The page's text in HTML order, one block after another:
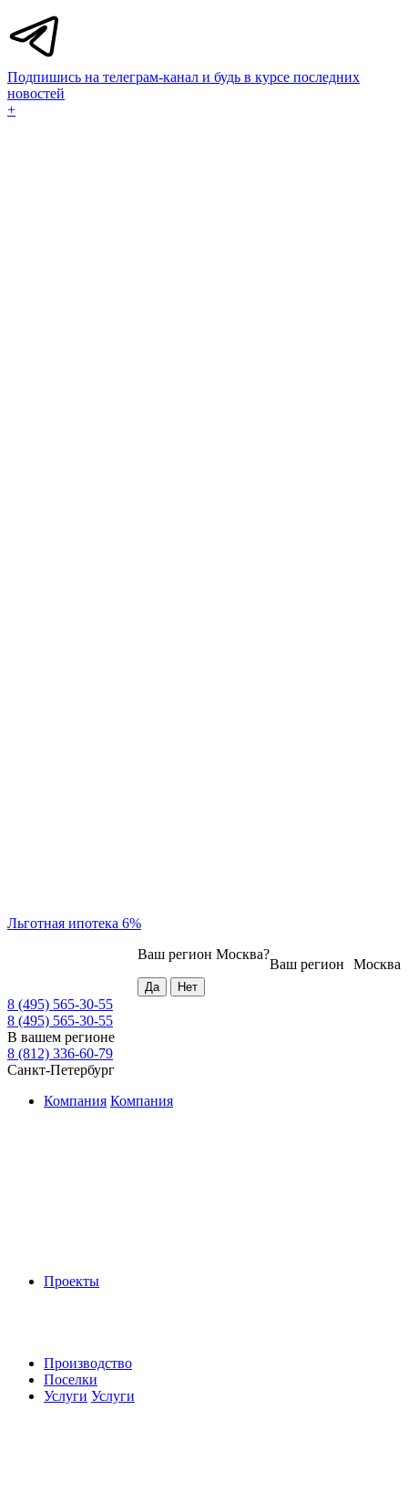
Подпишись на телеграм-канал и будь в курсе последних
новостей
+
Льготная ипотека 6%
Москва
Ваш регион
Ваш регион Москва?
8 (495) 565-30-55
8 (495) 565-30-55
В вашем регионе
8 (812) 336-60-79
Санкт-Петербург
Компания Компания
Проекты
Производство
Поселки
Услуги Услуги